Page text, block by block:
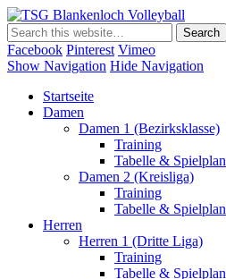
Volleyball Dritte Liga
Facebook Pinterest Vimeo
Show Navigation Hide Navigation
Startseite
Damen
Damen 1 (Bezirksklasse)
Training
Tabelle & Spielplan
Damen 2 (Kreisliga)
Training
Tabelle & Spielplan
Herren
Herren 1 (Dritte Liga)
Training
Tabelle & Spielplan